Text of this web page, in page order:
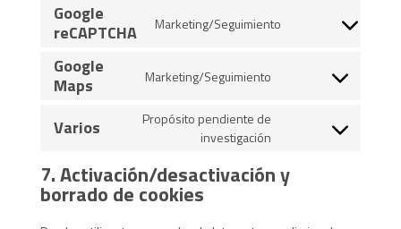
Google
reCAPTCHA
Marketing/Seguimiento
service
Google
Maps
Marketing/Seguimiento
maps
Varios
Propósito pendiente de
investigación
service
7. Activación/desactivación y
borrado de cookies